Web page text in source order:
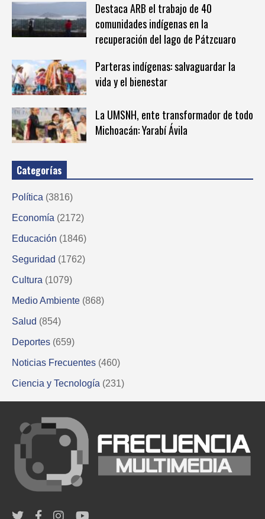
Destaca ARB el trabajo de 40
comunidades indígenas en la
recuperación del lago de Pátzcuaro
Parteras indígenas: salvaguardar la
vida y el bienestar
La UMSNH, ente transformador de todo
Michoacán: Yarabí Ávila
Categorías
Política (3816)
Economía (2172)
Educación (1846)
Seguridad (1762)
Cultura (1079)
Medio Ambiente (868)
Salud (854)
Deportes (659)
Noticias Frecuentes (460)
Ciencia y Tecnología (231)